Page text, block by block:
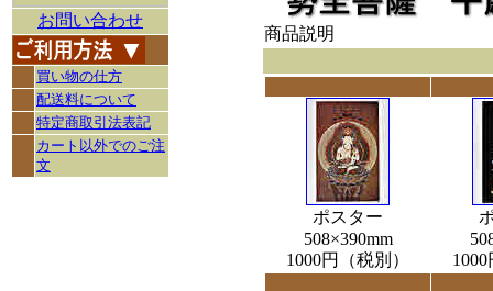
お問い合わせ
買い物の仕方
配送料について
特定商取引法表記
カート以外でのご注
文
商品説明
ポスター
508×390mm
1000円（税別）